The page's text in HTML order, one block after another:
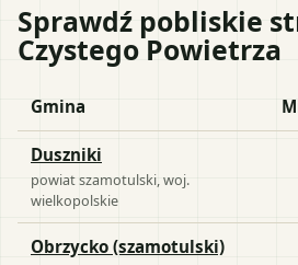
Sprawdź pobliskie
Czystego Powietrza
Gmina
Duszniki
powiatszamotulski , woj.
wielkopolskie
Obrzycko (szamotulski)